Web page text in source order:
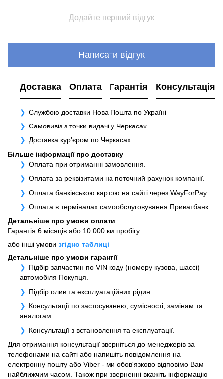
Додайте перший відгук
Написати відгук
Доставка Оплата Гарантія Консультація
Службою доставки Нова Пошта по Україні
Самовивіз з точки видачі у Черкасах
Доставка кур'єром по Черкасах
Більше інформації про доставку
Оплата при отриманні замовлення.
Оплата за реквізитами на поточний рахунок компанії.
Оплата банківською картою на сайті через WayForPay.
Оплата в терміналах самообслуговування Приватбанк.
Детальніше про умови оплати
Гарантія 6 місяців або 10 000 км пробігу
або інші умови згідно таблиці
Детальніше про умови гарантії
Підбір запчастин по VIN коду (номеру кузова, шассі)
автомобіля Покупця.
Підбір олив та експлуатаційних рідин.
Консультації по застосуванню, сумісності, замінам та
аналогам.
Консультації з встановлення та експлуатації.
Для отримання консультації зверніться до менеджерів за
телефонами на сайті або напишіть повідомлення на
електронну пошту або Viber - ми обов'язково відповімо Вам
найближчим часом. Також при зверненні вкажіть інформацію